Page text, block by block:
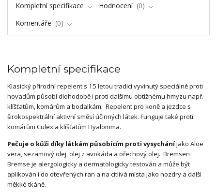
Kompletní specifikace Hodnocení
0
Komentáře
0
Kompletní specifikace
Klasický přírodní repelent s 15 letou tradicí vyvinutý speciálně proti
hovadům působí dlohodobě i proti dalšímu obtížnému hmyzu např.
klíšťatům, komárům a bodalkám. Repelent pro koně a jezdce s
širokospektrální aktivní směsí účinných látek. Funguje také proti
komárům Culex a klíšťatům Hyalomma.
Pečuje o kůži díky látkám působícím proti vysycháníjako Aloe
vera, sezamový olej, olej z avokáda a ořechový olej. Bremsen
Bremse je alergologicky a dermatologicky testován a může být
aplikován i do otevřených ran a na citlivá místa jako nozdry a další
měkké tkáně.